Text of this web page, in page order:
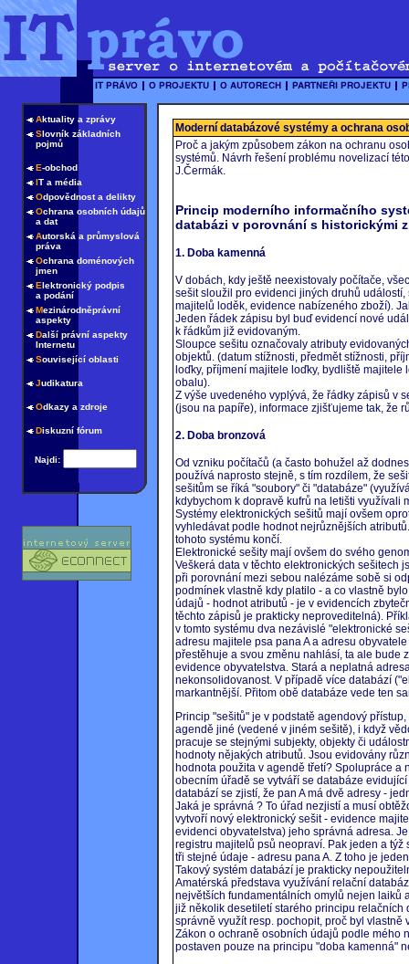
Aktuality a zprávy
Slovník základních
pojmů
E-obchod
IT a média
Odpovědnost a delikty
Ochrana osobních údajů
a dat
Autorská a průmyslová
práva
Ochrana doménových
jmen
Elektronický podpis
a podání
Mezinárodněprávní
aspekty
Další právní aspekty
Internetu
Související oblasti
Judikatura
Odkazy a zdroje
Diskuzní fórum
Najdi:
Moderní databázové systémy a ochrana
Proč a jakým způsobem zákon na ochranu
systémů. Návrh řešení problému novelizací
J.Čermák.
Princip moderního informačního
databázi v porovnání s historickými
1. Doba kamenná
V dobách, kdy ještě neexistovaly počítače,
sešit sloužil pro evidenci jiných druhů
majitelů loděk, evidence nabízeného zboží).
Jeden řádek zápisu byl buď evidencí nové
k řádkům již evidovaným.
Sloupce sešitu označovaly atributy
objektů. (datum stížnosti, předmět stížnosti,
loďky, příjmení majitele loďky, bydliště
obalu).
Z výše uvedeného vyplývá, že řádky zápisů v
(jsou na papíře), informace zjišťujeme tak, že
2. Doba bronzová
Od vzniku počítačů (a často bohužel až
používá naprosto stejně, s tím rozdílem, že
sešitům se říká "soubory" či "databáze"
kdybychom k dopravě kufrů na letišti využívali
Systémy elektronických sešitů mají ovšem
vyhledávat podle hodnot nejrůznějších
tohoto systému končí.
Elektronické sešity mají ovšem do svého
Veškerá data v těchto elektronických sešitech
při porovnání mezi sebou nalézáme sobě si
podmínek vlastně kdy platilo - a co vlastně
údajů - hodnot atributů - je v evidencích
těchto zápisů je prakticky neproveditelná).
v tomto systému dva nezávislé "elektronické
adresu majitele psa pana A a adresu
přestěhuje a svou změnu nahlásí, ta ale bude
evidence obyvatelstva. Stará a neplatná
nekonsolidovanost. V případě více databází
markantnější. Přitom obě databáze vede ten
Princip "sešitů" je v podstatě agendový
agendě jiné (vedené v jiném sešitě), i když
pracuje se stejnými subjekty, objekty či
hodnoty nějakých atributů. Jsou evidovány
hodnota použita v agendě třetí? Spolupráce a
obecním úřadě se vytváří se databáze
databází se zjistí, že pan A má dvě adresy -
Jaká je správná ? To úřad nezjistí a musí
vytvoří nový elektronický sešit - evidence
evidenci obyvatelstva) jeho správná adresa.
registru majitelů psů neopraví. Pak jeden a
tři stejné údaje - adresu pana A. Z toho je
Takový systém databází je prakticky
Amatérská představa využívání relační
největších fundamentálních omylů nejen laiků
již několik desetiletí starého principu
správně využít resp. pochopit, proč byl vlastně
Zákon o ochraně osobních údajů podle mého
postaven pouze na principu "doba kamenná"